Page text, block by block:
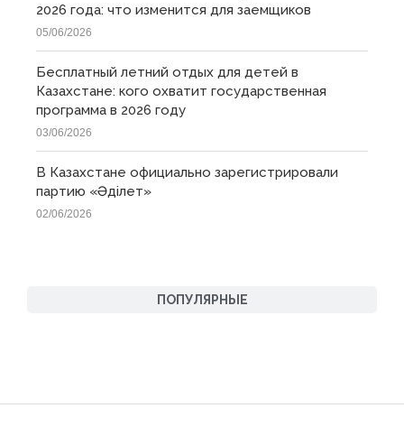
ПОПУЛЯРНЫЕ
2026 года: что изменится для заемщиков
05/06/2026
Бесплатный летний отдых для детей в
Казахстане: кого охватит государственная
программа в 2026 году
03/06/2026
В Казахстане официально зарегистрировали
партию «Əділет»
02/06/2026